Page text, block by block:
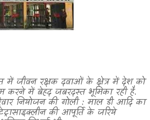
में जीवन रक्षक दवाओं के क्षेत्र में देश को
करने में बेहद जबरदस्त भूमिका रही है.
नियोजन की गोली : माल डी आदि का
की आपूर्ति के जरिये